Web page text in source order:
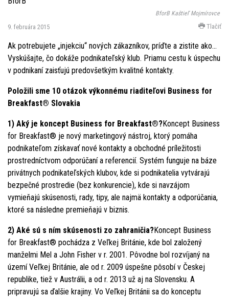
BforB Kaštieľ Mojmírovce
9. februára 2015 Tlačiť
Ak potrebujete „injekciu“ nových zákazníkov, príďte a zistite ako…
Vyskúšajte, čo dokáže podnikateľský klub. Priamu cestu k úspechu
v podnikaní zaisťujú predovšetkým kvalitné kontakty.
Položili sme 10 otázok výkonnému riaditeľovi Business for
Breakfast® Slovakia
1) Aký je koncept Business for Breakfast®?Koncept Business
for Breakfast® je nový marketingový nástroj, ktorý pomáha
podnikateľom získavať nové kontakty a obchodné príležitosti
prostredníctvom odporúčaní a referencií. Systém funguje na báze
privátnych podnikateľských klubov, kde si podnikatelia vytvárajú
bezpečné prostredie (bez konkurencie), kde si navzájom
vymieňajú skúsenosti, rady, tipy, ale najmä kontakty a odporúčania,
ktoré sa následne premieňajú v biznis.
2) Aké sú s ním skúsenosti zo zahraničia?Koncept Business
for Breakfast® pochádza z Veľkej Británie, kde bol založený
manželmi Mel a John Fisher v r. 2001. Pôvodne bol rozvíjaný na
území Veľkej Británie, ale od r. 2009 úspešne pôsobí v Českej
republike, tiež v Austrálii, a od r. 2013 už aj na Slovensku. A
pripravujú sa ďalšie krajiny. Vo Veľkej Británii sa do konceptu